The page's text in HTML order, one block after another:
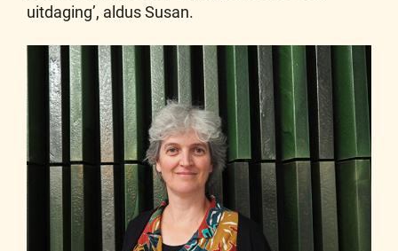
uitdaging’, aldus Susan.